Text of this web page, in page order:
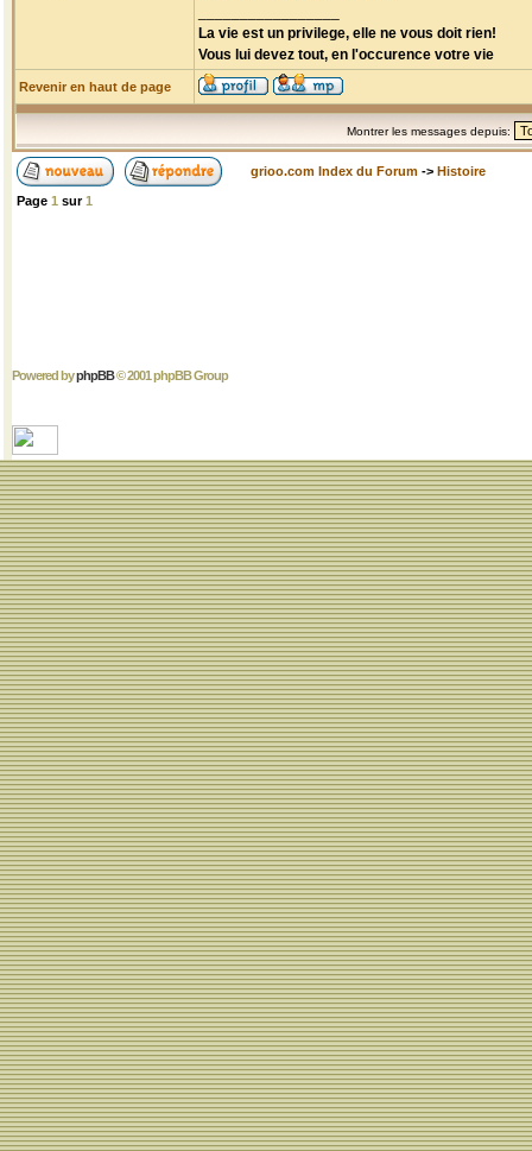
La vie est un privilege, elle ne vous doit rien!
Vous lui devez tout, en l'occurence votre vie
Revenir en haut de page
Montrer les messages depuis:
grioo.com Index du Forum -> Histoire
Page 1 sur1
Powered byphpBB© 2001 phpBB Group